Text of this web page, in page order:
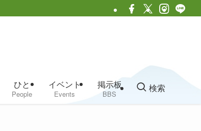
ひと
People
イベント
Events
掲示板
BBS
検索